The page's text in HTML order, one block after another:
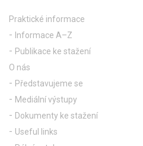
Praktické informace
Informace A–Z
Publikace ke stažení
O nás
Představujeme se
Mediální výstupy
Dokumenty ke stažení
Useful links